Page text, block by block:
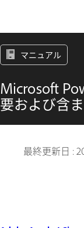
マニュアル
Microsoft
要および含
最終更新日 :